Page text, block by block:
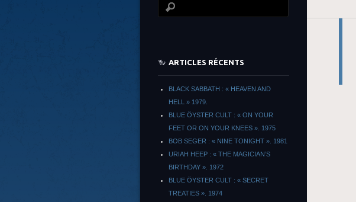
ARTICLES RÉCENTS
BLACK SABBATH : « HEAVEN AND
HELL » 1979.
BLUE ÖYSTER CULT : « ON YOUR
FEET OR ON YOUR KNEES ». 1975
BOB SEGER : « NINE TONIGHT ». 1981
URIAH HEEP : « THE MAGICIAN’S
BIRTHDAY ». 1972
BLUE ÖYSTER CULT : « SECRET
TREATIES ». 1974